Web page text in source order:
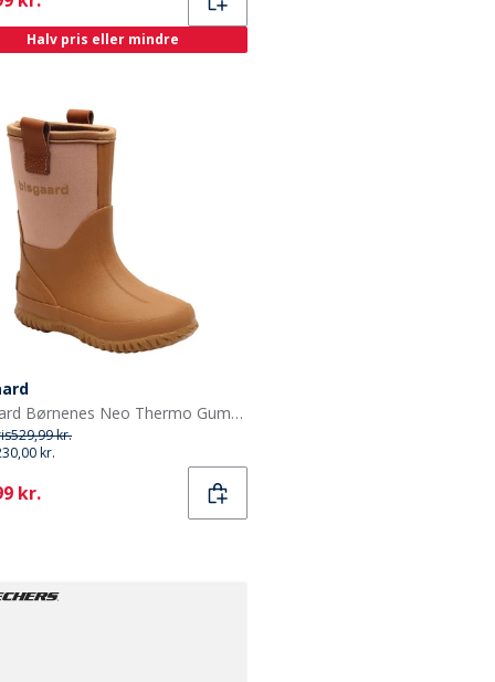
Halv pris eller mindre
Bisgaard Børnenes Neo Thermo Gummistøvler Nud
529,99 kr.
kr.
kr.